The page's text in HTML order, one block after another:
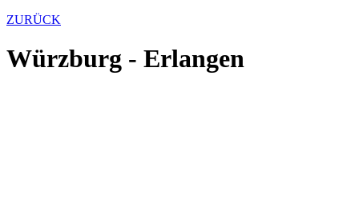
ZURÜCK
Würzburg - Erlangen